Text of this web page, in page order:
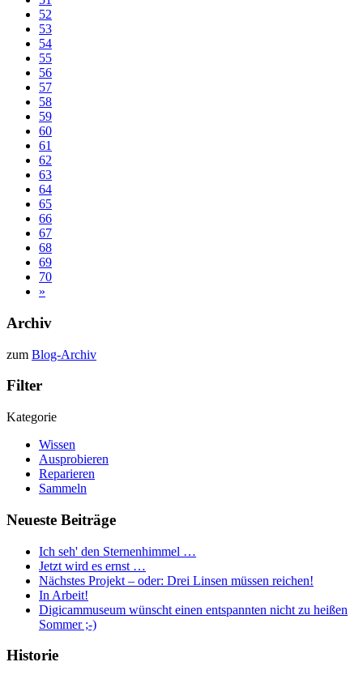
52
53
54
55
56
57
58
59
60
61
62
63
64
65
66
67
68
69
70
»
Archiv
zum Blog-Archiv
Filter
Kategorie
Wissen
Ausprobieren
Reparieren
Sammeln
Neueste Beiträge
Ich seh' den Sternenhimmel …
Jetzt wird es ernst …
Nächstes Projekt – oder: Drei Linsen müssen reichen!
In Arbeit!
Digicammuseum wünscht einen entspannten nicht zu heißen
Sommer ;-)
Historie